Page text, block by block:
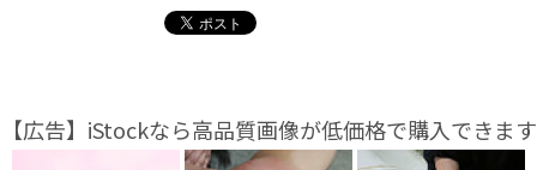
【広告】iStockなら高品質画像が低価格で購入できます